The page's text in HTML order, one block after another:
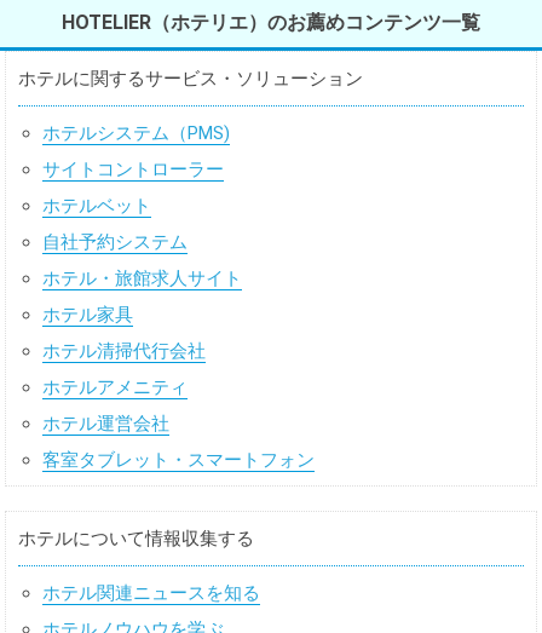
HOTELIER（ホテリエ）のお薦めコンテンツ一覧
ホテルに関するサービス・ソリューション
ホテルシステム（PMS)
サイトコントローラー
ホテルベット
自社予約システム
ホテル・旅館求人サイト
ホテル家具
ホテル清掃代行会社
ホテルアメニティ
ホテル運営会社
客室タブレット・スマートフォン
ホテルについて情報収集する
ホテル関連ニュースを知る